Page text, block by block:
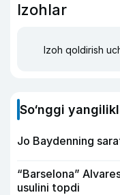
Izohlar
Izoh qoldirish
So‘nggi
Jo Baydenning
“Barselona”
usulini topdi